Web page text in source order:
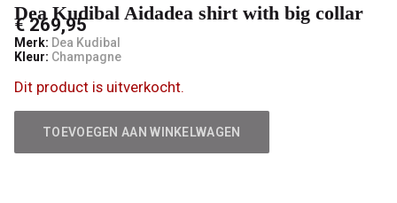
Dea Kudibal Aidadea shirt with big collar
€ 269,95
Merk: Dea Kudibal
Kleur: Champagne
Dit product is uitverkocht.
TOEVOEGEN AAN WINKELWAGEN